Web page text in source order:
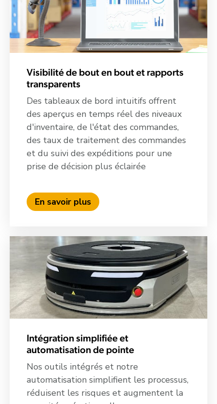
Visibilité de bout en bout et rapports
transparents
Des tableaux de bord intuitifs offrent
des aperçus en temps réel des niveaux
d'inventaire, de l'état des commandes,
des taux de traitement des commandes
et du suivi des expéditions pour une
prise de décision plus éclairée
En savoir plus
Intégration simplifiée et
automatisation de pointe
Nos outils intégrés et notre
automatisation simplifient les processus,
réduisent les risques et augmentent la